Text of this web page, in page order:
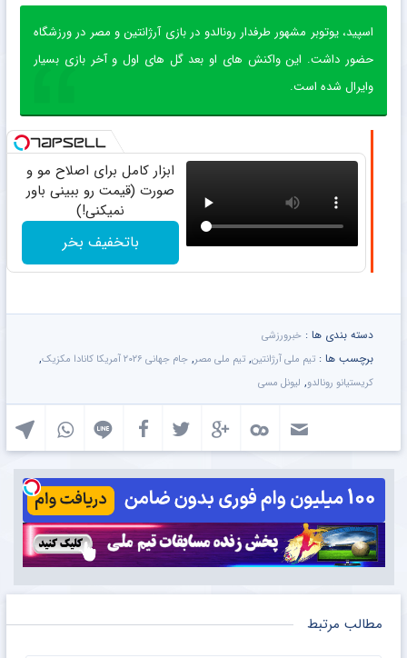
اسپید، یوتوبر مشهور طرفدار رونالدو در بازی آرژانتین و مصر در ورزشگاه
حضور داشت. این واکنش های او بعد گل های اول و آخر بازی بسیار
وایرال شده است.
ابزار کامل برای اصلاح مو و
صورت (قیمت رو ببینی باور
نمیکنی!)
باتخفیف بخر
دسته بندی ها : خبرورزشی
برچسب ها : تیم ملی آرژانتین, تیم ملی مصر, جام جهانی ۲۰۲۶ آمریکا کانادا مکزیک ,
کریستیانو رونالدو, لیونل مسی
مطالب مرتبط